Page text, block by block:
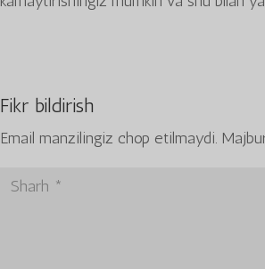
Fikr bildirish
Email manzilingiz chop etilmaydi.